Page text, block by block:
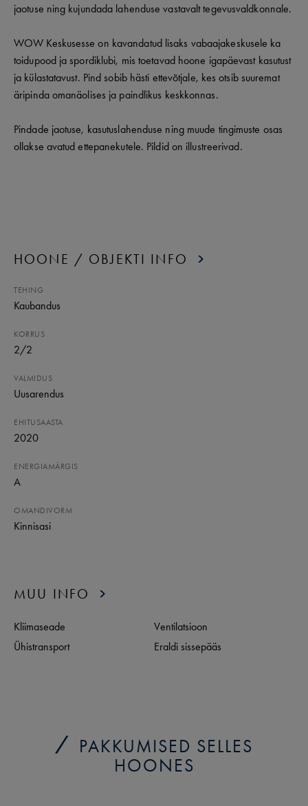
jaotuse ning kujundada lahenduse vastavalt tegevusvaldkonnale.
WOW Keskusesse on kavandatud lisaks vabaajakeskusele ka
toidupood ja spordiklubi, mis toetavad hoone igapäevast kasutust
ja külastatavust. Pind sobib hästi ettevõtjale, kes otsib suuremat
äripinda omanäolises ja paindlikus keskkonnas.
Pindade jaotuse, kasutuslahenduse ning muude tingimuste osas
ollakse avatud ettepanekutele. Pildid on illustreerivad.
HOONE / OBJEKTI INFO
TEHING
Kaubandus
KORRUS
2/2
VALMIDUS
Uusarendus
EHITUSAASTA
2020
ENERGIAMÄRGIS
A
OMANDIVORM
Kinnisasi
MUU INFO
Kliimaseade
Ventilatsioon
Ühistransport
Eraldi sissepääs
PAKKUMISED SELLES
HOONES